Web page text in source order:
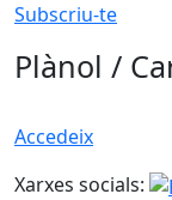
Subscriu-te
Plànol /
Accedeix
Xarxes socials: